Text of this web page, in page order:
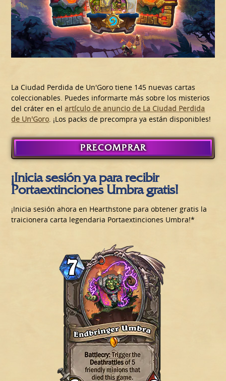
La Ciudad Perdida de Un'Goro tiene 145 nuevas cartas
coleccionables. Puedes informarte más sobre los misterios
del cráter en elartículo de anuncio de La Ciudad Perdida
de Un'Goro. ¡Los packs de precompra ya están disponibles!
PRECOMPRAR
¡Inicia sesión ya para recibir
Portaextinciones Umbra gratis!
¡Inicia sesión ahora en Hearthstone para obtener gratis la
traicionera carta legendaria Portaextinciones Umbra!*